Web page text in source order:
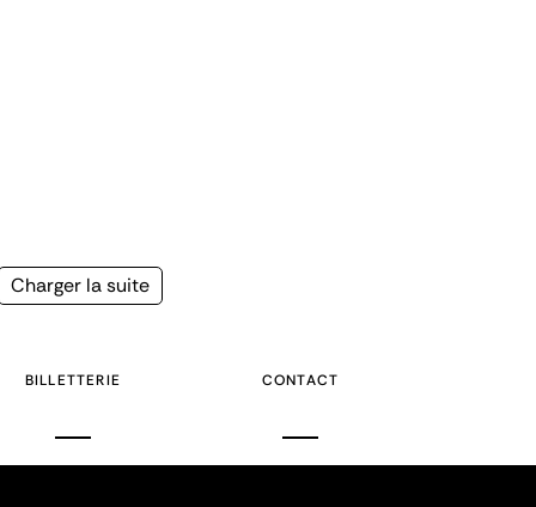
Page
Charger la suite
BILLETTERIE CONTACT